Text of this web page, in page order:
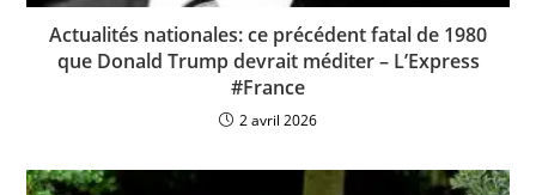
Actualités nationales: ce précédent fatal de 1980
que Donald Trump devrait méditer – L’Express
#France
2 avril 2026